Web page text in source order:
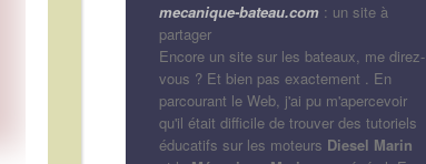
mecanique-bateau.com : un site à
partager
Encore un site sur les bateaux, me direz-
vous ? Et bien pas exactement . En
parcourant le Web, j'ai pu m'apercevoir
qu'il était difficile de trouver des tutoriels
éducatifs sur les moteurs Diesel Marin